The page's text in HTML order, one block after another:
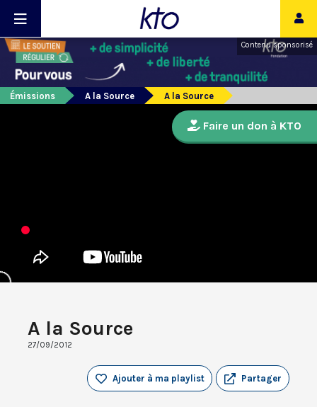
Contenu sponsorisé
Émissions A la Source A la Source
A la Source
27/09/2012
Partager
Ajouter à ma playlist
Faire un don à KTO